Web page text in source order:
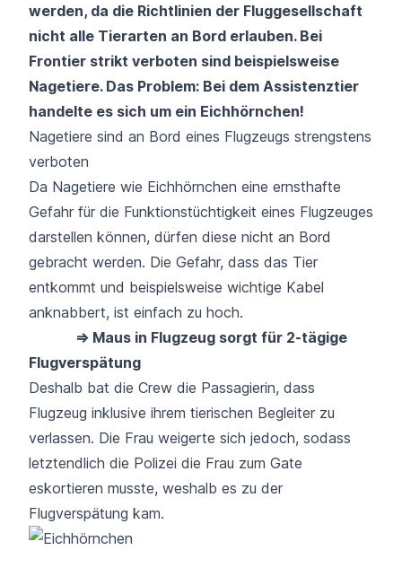
werden, da die Richtlinien der Fluggesellschaft
nicht alle Tierarten an Bord erlauben. Bei
Frontier strikt verboten sind beispielsweise
Nagetiere. Das Problem: Bei dem Assistenztier
handelte es sich um ein Eichhörnchen!
Nagetiere sind an Bord eines Flugzeugs strengstens
verboten
Da Nagetiere wie Eichhörnchen eine ernsthafte
Gefahr für die Funktionstüchtigkeit eines Flugzeuges
darstellen können, dürfen diese nicht an Bord
gebracht werden. Die Gefahr, dass das Tier
entkommt und beispielsweise wichtige Kabel
anknabbert, ist einfach zu hoch.
⇒ Maus in Flugzeug sorgt für 2-tägige
Flugverspätung
Deshalb bat die Crew die Passagierin, dass
Flugzeug inklusive ihrem tierischen Begleiter zu
verlassen. Die Frau weigerte sich jedoch, sodass
letztendlich die Polizei die Frau zum Gate
eskortieren musste, weshalb es zu der
Flugverspätung kam.